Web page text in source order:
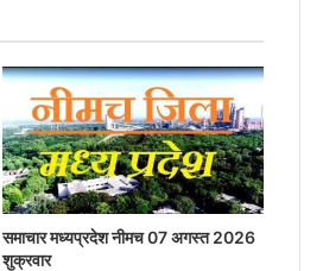
समाचार मध्यप्रदेश नीमच 07 अगस्त 2026
शुक्रवार